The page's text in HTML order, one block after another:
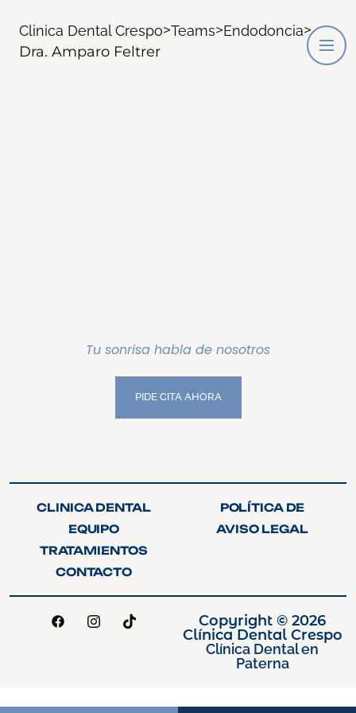
Clinica Dental Crespo>Teams>Endodoncia>
Dra. Amparo Feltrer
Tu sonrisa habla de nosotros
PIDE CITA AHORA
CLINICA DENTAL
EQUIPO
TRATAMIENTOS
CONTACTO
POLÍTICA DE
PRIVACIDAD
AVISO LEGAL
Copyright © 2026
Clínica Dental Crespo
Clínica Dental en
Paterna